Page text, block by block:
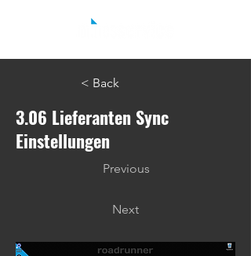
< Back
3.06 Lieferanten Sync
Einstellungen
Previous
Next